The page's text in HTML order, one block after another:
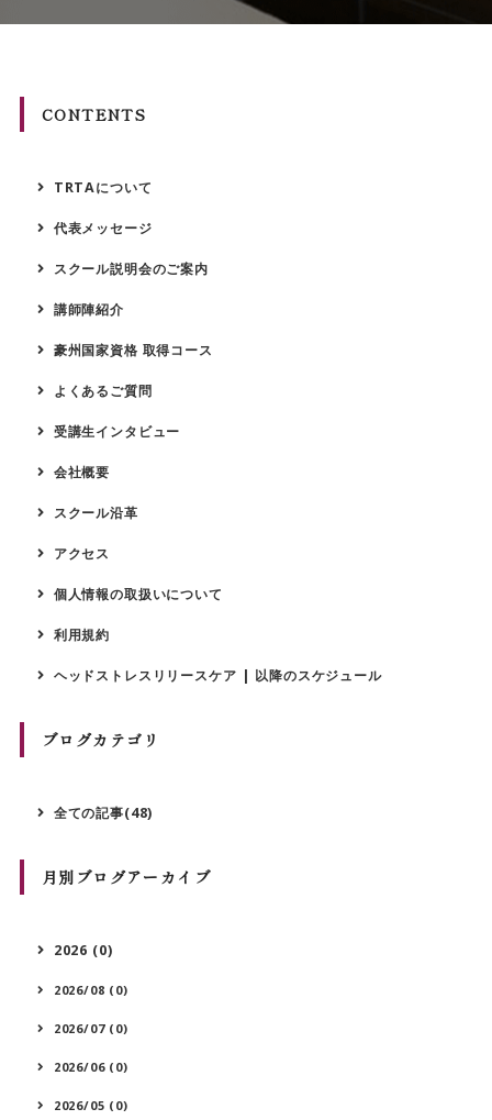
CONTENTS
TRTAについて
代表メッセージ
スクール説明会のご案内
講師陣紹介
豪州国家資格 取得コース
よくあるご質問
受講生インタビュー
会社概要
スクール沿革
アクセス
個人情報の取扱いについて
利用規約
ヘッドストレスリリースケア | 以降のスケジュール
ブログカテゴリ
全ての記事(48)
月別ブログアーカイブ
2026 (0)
2026/08 (0)
2026/07 (0)
2026/06 (0)
2026/05 (0)